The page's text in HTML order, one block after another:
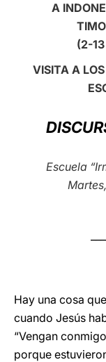
A
(2-
VISITA A
Escuela
Hay una cosa
cuando Jesús
“Vengan
porque